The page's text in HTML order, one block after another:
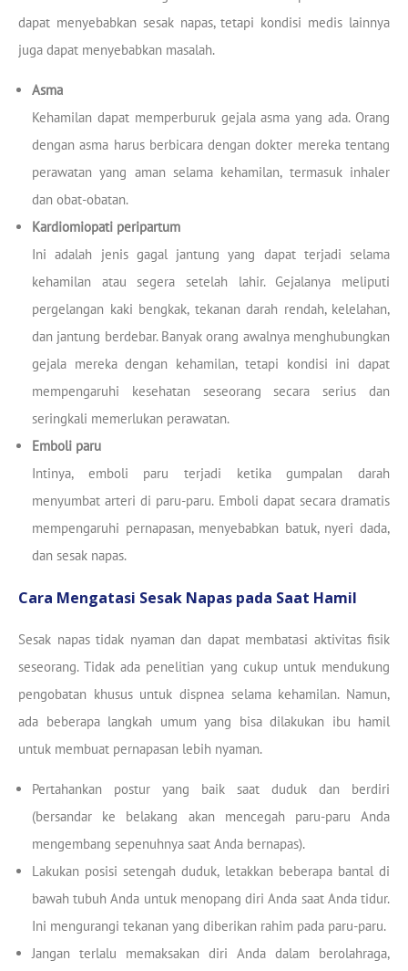
dapat menyebabkan sesak napas, tetapi kondisi medis lainnya
juga dapat menyebabkan masalah.
Asma
Kehamilan dapat memperburuk gejala asma yang ada. Orang
dengan asma harus berbicara dengan dokter mereka tentang
perawatan yang aman selama kehamilan, termasuk inhaler
dan obat-obatan.
Kardiomiopati peripartum
Ini adalah jenis gagal jantung yang dapat terjadi selama
kehamilan atau segera setelah lahir. Gejalanya meliputi
pergelangan kaki bengkak, tekanan darah rendah, kelelahan,
dan jantung berdebar. Banyak orang awalnya menghubungkan
gejala mereka dengan kehamilan, tetapi kondisi ini dapat
mempengaruhi kesehatan seseorang secara serius dan
seringkali memerlukan perawatan.
Emboli paru
Intinya, emboli paru terjadi ketika gumpalan darah
menyumbat arteri di paru-paru. Emboli dapat secara dramatis
mempengaruhi pernapasan, menyebabkan batuk, nyeri dada,
dan sesak napas.
Cara Mengatasi Sesak Napas pada Saat Hamil
Sesak napas tidak nyaman dan dapat membatasi aktivitas fisik
seseorang. Tidak ada penelitian yang cukup untuk mendukung
pengobatan khusus untuk dispnea selama kehamilan. Namun,
ada beberapa langkah umum yang bisa dilakukan ibu hamil
untuk membuat pernapasan lebih nyaman.
Pertahankan postur yang baik saat duduk dan berdiri
(bersandar ke belakang akan mencegah paru-paru Anda
mengembang sepenuhnya saat Anda bernapas).
Lakukan posisi setengah duduk, letakkan beberapa bantal di
bawah tubuh Anda untuk menopang diri Anda saat Anda tidur.
Ini mengurangi tekanan yang diberikan rahim pada paru-paru.
Jangan terlalu memaksakan diri Anda dalam berolahraga,